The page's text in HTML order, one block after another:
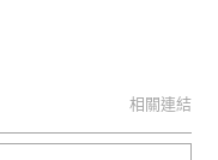
相關連結